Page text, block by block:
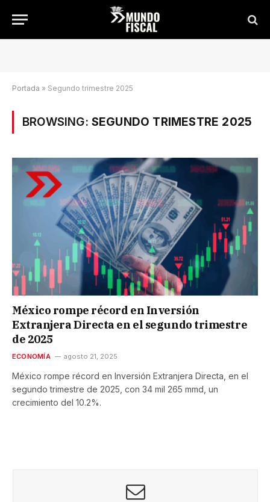
Portada » Segundo trimestre 2025
BROWSING: SEGUNDO TRIMESTRE 2025
México rompe récord en Inversión
Extranjera Directa en el segundo trimestre
de 2025
ECONOMÍA agosto 21, 2025
México rompe récord en Inversión Extranjera Directa, en el
segundo trimestre de 2025, con 34 mil 265 mmd, un
crecimiento del 10.2%.